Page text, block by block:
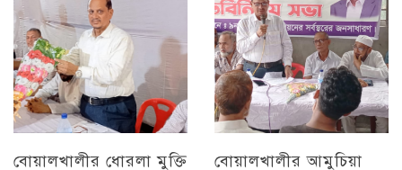
বোয়ালখালীর ধোরলা মুক্তি
বোয়ালখালীর আমুচিয়া